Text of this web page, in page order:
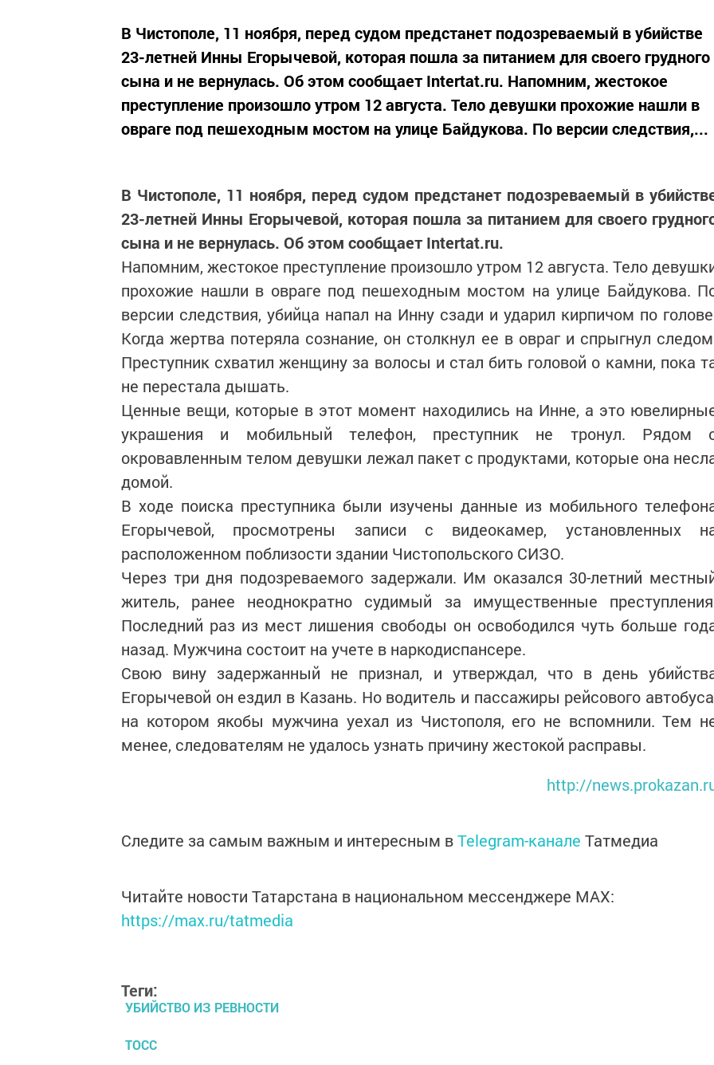
В Чистополе, 11 ноября, перед судом предстанет подозреваемый в убийстве
23-летней Инны Егорычевой, которая пошла за питанием для своего грудного
сына и не вернулась. Об этом сообщает Intertat.ru. Напомним, жестокое
преступление произошло утром 12 августа. Тело девушки прохожие нашли в
овраге под пешеходным мостом на улице Байдукова. По версии следствия,...
В Чистополе, 11 ноября, перед судом предстанет подозреваемый в
23-летней Инны Егорычевой, которая пошла за питанием для своего
сына и не вернулась. Об этом сообщает Intertat.ru.
Напомним, жестокое преступление произошло утром 12 августа. Тело
прохожие нашли в овраге под пешеходным мостом на улице Байдукова.
версии следствия, убийца напал на Инну сзади и ударил кирпичом по
Когда жертва потеряла сознание, он столкнул ее в овраг и спрыгнул
Преступник схватил женщину за волосы и стал бить головой о камни, пока
не перестала дышать.
Ценные вещи, которые в этот момент находились на Инне, а это
украшения и мобильный телефон, преступник не тронул. Рядом
окровавленным телом девушки лежал пакет с продуктами, которые она
домой.
В ходе поиска преступника были изучены данные из мобильного
Егорычевой, просмотрены записи с видеокамер, установленных
расположенном поблизости здании Чистопольского СИЗО.
Через три дня подозреваемого задержали. Им оказался 30-летний
житель, ранее неоднократно судимый за имущественные
Последний раз из мест лишения свободы он освободился чуть больше
назад. Мужчина состоит на учете в наркодиспансере.
Свою вину задержанный не признал, и утверждал, что в день
Егорычевой он ездил в Казань. Но водитель и пассажиры рейсового
на котором якобы мужчина уехал из Чистополя, его не вспомнили. Тем
менее, следователям не удалось узнать причину жестокой расправы.
http://
Следите за самым важным и интересным вTelegram-канале Татмедиа
Читайте новости Татарстана в национальном мессенджере MАХ:
https://max.ru/tatmedia
Теги:
УБИЙСТВО ИЗ РЕВНОСТИ
ТОСС